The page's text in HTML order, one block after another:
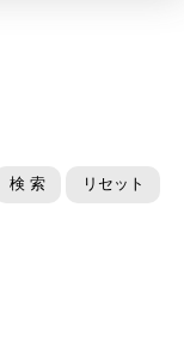
検 索 リセット